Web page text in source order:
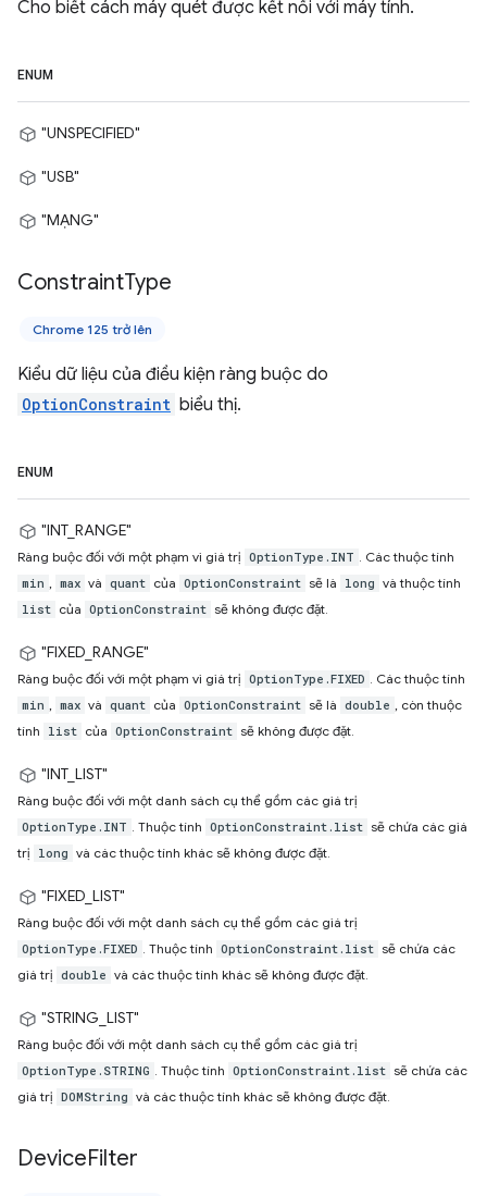
Cho biết cách máy quét được kết nối với máy tính.
ENUM
"UNSPECIFIED"
"USB"
"MẠNG"
ConstraintType
Chrome 125 trở lên
Kiểu dữ liệu của điều kiện ràng buộc do
OptionConstraint biểu thị.
ENUM
"INT_RANGE"
Ràng buộc đối với một phạm vi giá trị OptionType.INT . Các thuộc tính
min , max và quant của OptionConstraint sẽ là long và thuộc tính
list của OptionConstraint sẽ không được đặt.
"FIXED_RANGE"
Ràng buộc đối với một phạm vi giá trị OptionType.FIXED . Các thuộc tính
min , max và quant của OptionConstraint sẽ là double , còn thuộc
tính
list của OptionConstraint sẽ không được đặt.
"INT_LIST"
Ràng buộc đối với một danh sách cụ thể gồm các giá trị
OptionType.INT . Thuộc tính OptionConstraint.list sẽ chứa các giá
trị
long và các thuộc tính khác sẽ không được đặt.
"FIXED_LIST"
Ràng buộc đối với một danh sách cụ thể gồm các giá trị
OptionType.FIXED . Thuộc tính OptionConstraint.list sẽ chứa các
giá trị double và các thuộc tính khác sẽ không được đặt.
"STRING_LIST"
Ràng buộc đối với một danh sách cụ thể gồm các giá trị
OptionType.STRING . Thuộc tính OptionConstraint.list sẽ chứa các
giá trị DOMString và các thuộc tính khác sẽ không được đặt.
DeviceFilter